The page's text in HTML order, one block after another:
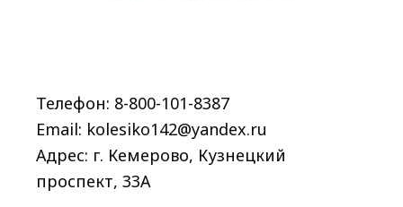
Телефон: 8-800-101-8387
Email: kolesiko142@yandex.ru
Адрес: г. Кемерово, Кузнецкий
проспект, 33A